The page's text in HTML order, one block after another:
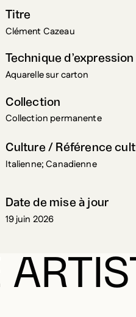
Titre
Clément Cazeau
Technique d’expression
Aquarelle sur carton
Collection
Collection permanente
Culture / Référence
Italienne; Canadienne
Date de mise à jour
19 juin 2026